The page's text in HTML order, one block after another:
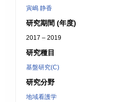
寅嶋 静香
研究期間 (年度)
2017 – 2019
研究種目
基盤研究(C)
研究分野
地域看護学